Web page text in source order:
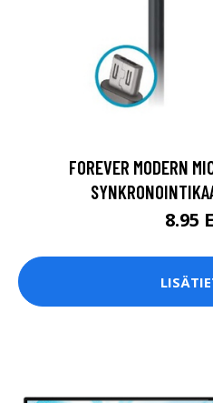
FOREVER MODERN
8.95